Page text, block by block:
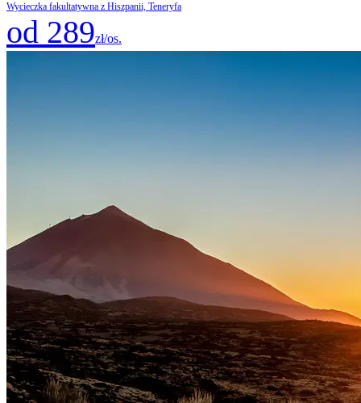
Wycieczka fakultatywna z Hiszpanii, Teneryfa
od 289zł/os.